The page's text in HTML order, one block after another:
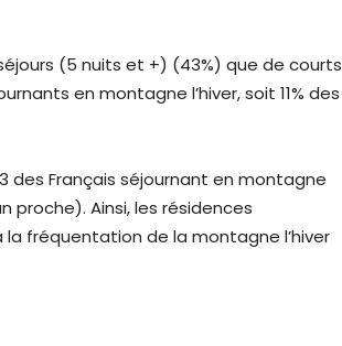
(5 nuits et +) (43%) que de courts
en montagne l’hiver, soit 11% des
des Français séjournant en montagne
proche). Ainsi, les résidences
fréquentation de la montagne l’hiver